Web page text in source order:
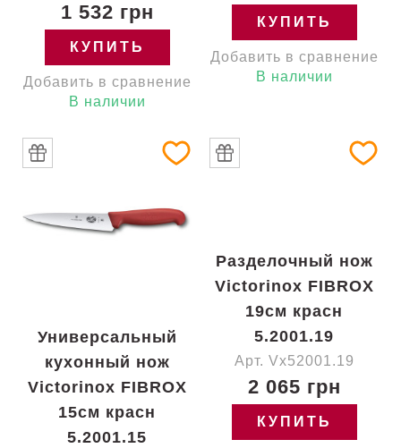
1 532 грн
КУПИТЬ
Добавить в сравнение
В наличии
КУПИТЬ
Добавить в сравнение
В наличии
Универсальный
кухонный нож
Victorinox FIBROX
15см красн
5.2001.15
Разделочный нож
Victorinox FIBROX
19см красн
5.2001.19
Арт. Vx52001.19
2 065 грн
КУПИТЬ